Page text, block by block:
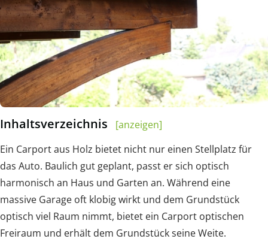
Inhaltsverzeichnis
[anzeigen]
Ein Carport aus Holz bietet nicht nur einen Stellplatz für
das Auto. Baulich gut geplant, passt er sich optisch
harmonisch an Haus und Garten an. Während eine
massive Garage oft klobig wirkt und dem Grundstück
optisch viel Raum nimmt, bietet ein Carport optischen
Freiraum und erhält dem Grundstück seine Weite.